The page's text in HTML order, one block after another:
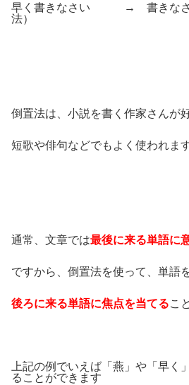
早く書きなさい → 書きな
法）
倒置法は、小説を書く作家さんが
短歌や俳句などでもよく使われま
通常、文章では最後に来る単語に
ですから、倒置法を使って、単語
後ろに来る単語に焦点を当てるこ
上記の例でいえば「燕」や「早く
ることができます